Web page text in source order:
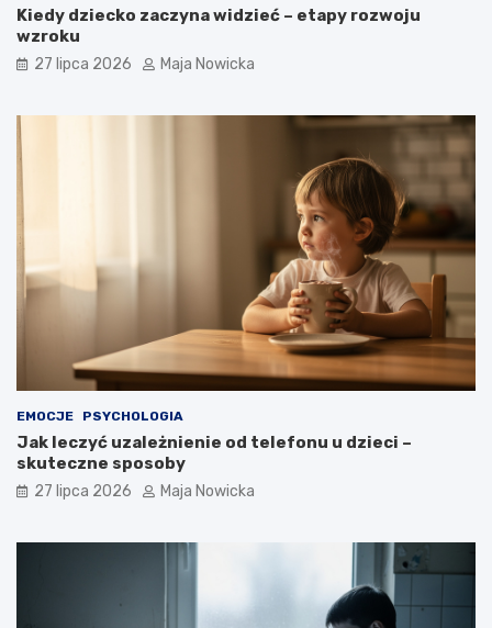
Kiedy dziecko zaczyna widzieć – etapy rozwoju
wzroku
27 lipca 2026 Maja Nowicka
EMOCJE PSYCHOLOGIA
Jak leczyć uzależnienie od telefonu u dzieci –
skuteczne sposoby
27 lipca 2026 Maja Nowicka